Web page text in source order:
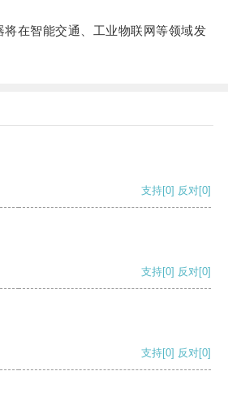
在智能交通、工业物联网等领域发
支持[0] 反对[0]
支持[0] 反对[0]
支持[0] 反对[0]